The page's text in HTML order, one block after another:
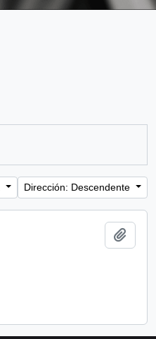
Dirección: Descendente